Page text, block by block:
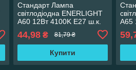
Стандарт Лампа
світлодіодна ENERLIGHT
A60 12Вт 4100K E27 ш.к.
44,98₴ 81,79 ₴
Купити
A65